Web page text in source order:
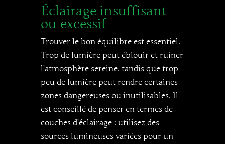
Éclairage insuffisant
ou excessif
Trouver le bon équilibre est essentiel.
Trop de lumière peut éblouir et ruiner
l’atmosphère sereine, tandis que trop
peu de lumière peut rendre certaines
zones dangereuses ou inutilisables. Il
est conseillé de penser en termes de
couches d’éclairage : utilisez des
sources lumineuses variées pour un